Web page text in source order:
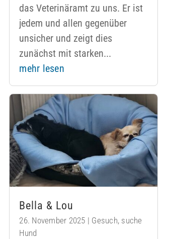
das Veterinäramt zu uns. Er ist
jedem und allen gegenüber
unsicher und zeigt dies
zunächst mit starken...
mehr lesen
Bella & Lou
26. November 2025 | Gesuch, suche
Hund